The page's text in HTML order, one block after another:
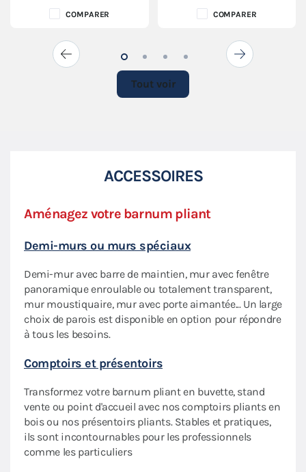
COMPARER COMPARER
Tout voir
ACCESSOIRES
Aménagez votre barnum pliant
Demi-murs ou murs spéciaux
Demi-mur avec barre de maintien, mur avec fenêtre
panoramique enroulable ou totalement transparent,
mur moustiquaire, mur avec porte aimantée... Un large
choix de parois est disponible en option pour répondre
à tous les besoins.
Comptoirs et présentoirs
Transformez votre barnum pliant en buvette, stand
vente ou point d'accueil avec nos comptoirs pliants en
bois ou nos présentoirs pliants. Stables et pratiques,
ils sont incontournables pour les professionnels
comme les particuliers